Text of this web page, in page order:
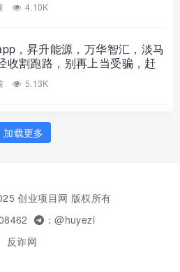
4.10K
，昇升能源，万华智汇，淡马
收割跑路，别再上当受骗，赶
5.13K
加载更多
创业项目网 版权所有
：@huyezi
反诈网